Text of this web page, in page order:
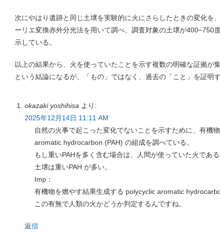
次にやはり遺跡と同じ土壌を実験的に火にさらしたときの変化を
ーリエ変換赤外分光法を用いて調べ、調査対象の土壌が400−750
示している。
以上の結果から、火を使っていたことを示す複数の明確な証拠が
という結論になるが、「もの」ではなく、過去の「こと」を証明
okazaki yoshihisa より:
2025年12月14日 11:11 AM
自然の火事で起こった変化でないことを示すために、有機
aromatic hydrocarbon (PAH) の組成を調べている。
もし重いPAHを多く含む場合は、人間が使っていた火であ
土壌は重いPAH が多い。
Imp：
有機物を燃やす結果生成する polycyclic aromatic
この有無で人類の火かどうか判定するんですね。
返信